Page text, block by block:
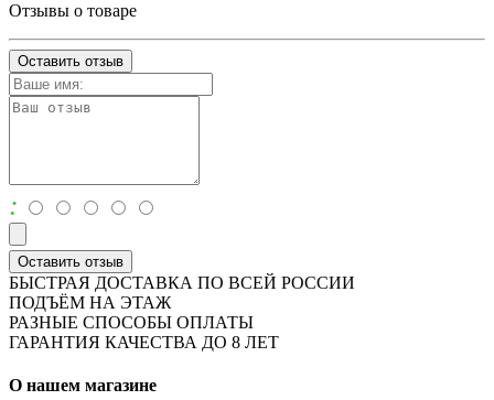
Отзывы о товаре
Оставить отзыв
:
Оставить отзыв
БЫСТРАЯ ДОСТАВКА ПО ВСЕЙ РОССИИ
ПОДЪЁМ НА ЭТАЖ
РАЗНЫЕ СПОСОБЫ ОПЛАТЫ
ГАРАНТИЯ КАЧЕСТВА ДО 8 ЛЕТ
О нашем магазине